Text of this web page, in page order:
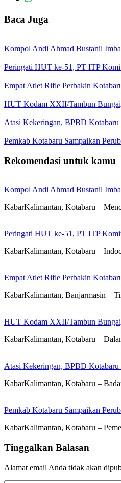
Baca Juga
Kompol Andi Ahmad Bustanil
Peringati HUT ke-51, PT ITP
Empat Atlet Rifle Perbakin
HUT Kodam XXII/Tambun
Atasi Kekeringan, BPBD
Pemkab Kotabaru Sampaikan
Rekomendasi untuk kamu
Kompol Andi Ahmad Bustanil
KabarKalimantan, Kotabaru –
Peringati HUT ke-51, PT ITP
KabarKalimantan, Kotabaru –
Empat Atlet Rifle Perbakin
KabarKalimantan, Banjarmasin –
HUT Kodam XXII/Tambun
KabarKalimantan, Kotabaru –
Atasi Kekeringan, BPBD
KabarKalimantan, Kotabaru –
Pemkab Kotabaru Sampaikan
KabarKalimantan, Kotabaru –
Tinggalkan Balasan
Alamat email Anda tidak akan